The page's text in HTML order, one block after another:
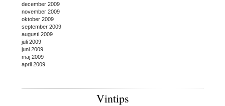
december 2009
november 2009
oktober 2009
september 2009
augusti 2009
juli 2009
juni 2009
maj 2009
april 2009
Vintips